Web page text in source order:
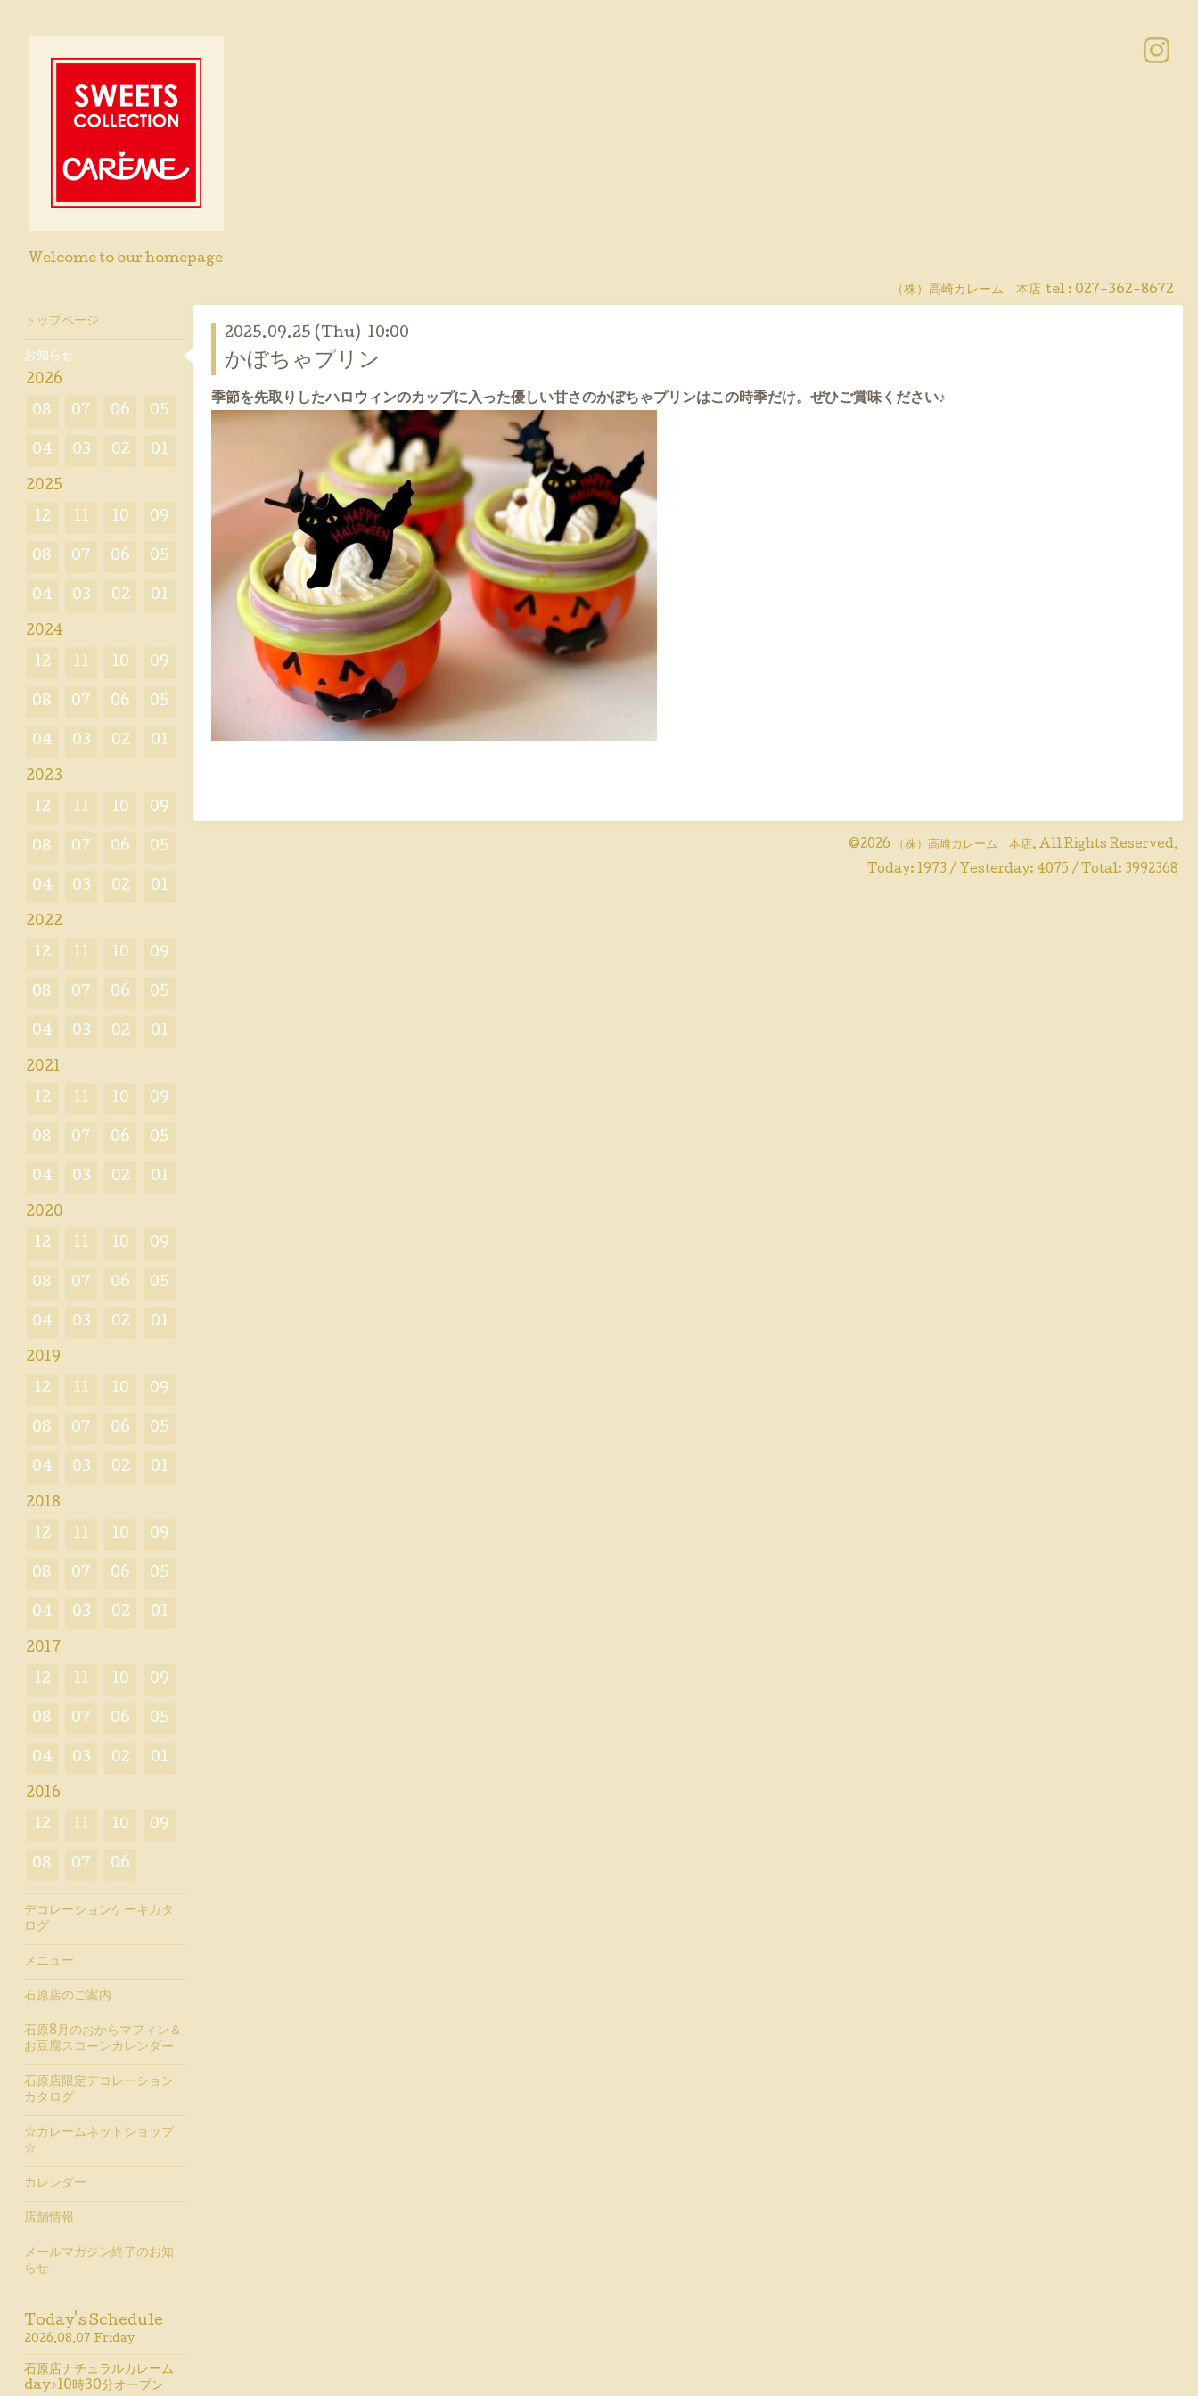
Welcome to our homepage
（株）高崎カレーム 本店 tel : 027-362-8672
2025.09.25 (Thu) 10:00
かぼちゃプリン
季節を先取りしたハロウィンのカップに入った優しい甘さのかぼちゃプリンはこの時季だけ。ぜひご賞味ください♪
©2026 （株）高崎カレーム 本店. All Rights Reserved.
Today: 1973 / Yesterday: 4075 / Total: 3992368
トップページ
お知らせ
2026
08 07 06 05
04 03 02 01
2025
12 11 10 09
08 07 06 05
04 03 02 01
2024
12 11 10 09
08 07 06 05
04 03 02 01
2023
12 11 10 09
08 07 06 05
04 03 02 01
2022
12 11 10 09
08 07 06 05
04 03 02 01
2021
12 11 10 09
08 07 06 05
04 03 02 01
2020
12 11 10 09
08 07 06 05
04 03 02 01
2019
12 11 10 09
08 07 06 05
04 03 02 01
2018
12 11 10 09
08 07 06 05
04 03 02 01
2017
12 11 10 09
08 07 06 05
04 03 02 01
2016
12 11 10 09
08 07 06
デコレーションケーキカタ
ログ
メニュー
石原店のご案内
石原8月のおからマフィン＆
お豆腐スコーンカレンダー
石原店限定デコレーション
カタログ
☆カレームネットショップ
☆
カレンダー
店舗情報
メールマガジン終了のお知
らせ
Today's Schedule
2026.08.07 Friday
石原店ナチュラルカレーム
day♪10時30分オープン